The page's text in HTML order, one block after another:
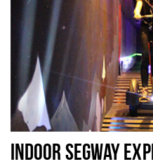
INDOOR SEGWAY